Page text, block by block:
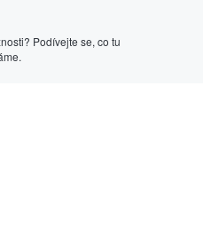
Podívejte se, co tu